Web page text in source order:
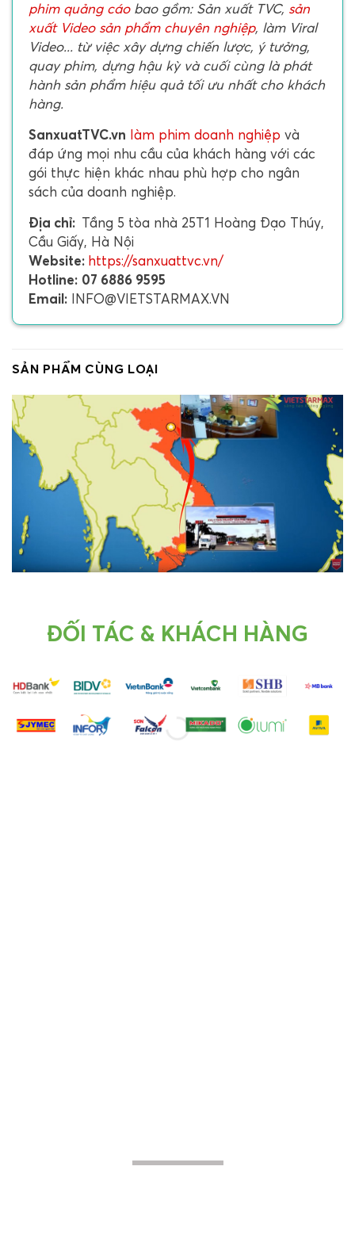
phim quảng cáobao gồm: Sản xuất TVC, sản
xuất Video sản phẩm chuyên nghiệp, làm Viral
Video... từ việc xây dựng chiến lược, ý tưởng,
quay phim, dựng hậu kỳ và cuối cùng là phát
hành sản phẩm hiệu quả tối ưu nhất cho khách
hàng.
SanxuatTVC.vn làm phim doanh nghiệp và
đáp ứng mọi nhu cầu của khách hàng với các
gói thực hiện khác nhau phù hợp cho ngân
sách của doanh nghiệp.
Địa chỉ: Tầng 5 tòa nhà 25T1 Hoàng Đạo Thúy,
Cầu Giấy, Hà Nội
Website: https://sanxuattvc.vn/
Hotline: 07 6886 9595
Email: INFO@VIETSTARMAX.VN
SẢN PHẨM CÙNG LOẠI
ĐỐI TÁC & KHÁCH HÀNG